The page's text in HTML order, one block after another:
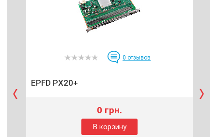
0 отзывов
EPFD PX20+
0 грн.
В корзину